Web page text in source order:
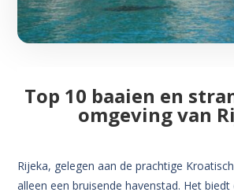
Top 10 baaien en
omgeving van
Rijeka, gelegen aan de prachtige
alleen een bruisende havenstad. Het biedt